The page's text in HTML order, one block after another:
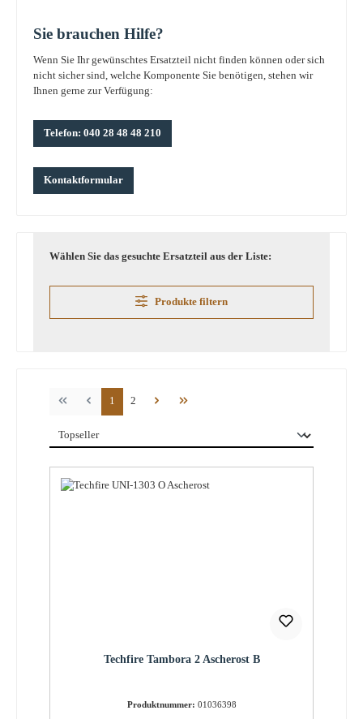
Sie brauchen Hilfe?
Wenn Sie Ihr gewünschtes Ersatzteil nicht finden können oder sich
nicht sicher sind, welche Komponente Sie benötigen, stehen wir
Ihnen gerne zur Verfügung:
Telefon: 040 28 48 48 210
Kontaktformular
Wählen Sie das gesuchte Ersatzteil aus der Liste:
Produkte filtern
Seite
1 Seite
2
Techfire Tambora 2 Ascherost B
Produktnummer: 01036398